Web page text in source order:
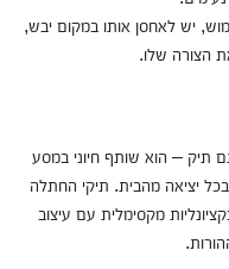
יש לאחסן אותו במקום יבש,
הצורה שלו.
תיק – הוא שותף חיוני במסע
יציאה מהבית. תיקי החתלה
מקסימלית עם עיצוב